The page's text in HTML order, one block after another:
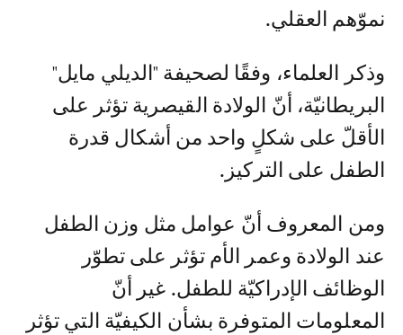
نموّهم العقلي.
وذكر العلماء، وفقًا لصحيفة "الديلي مايل"
البريطانيّة، أنّ الولادة القيصرية تؤثر على
الأقلّ على شكلٍ واحد من أشكال قدرة
الطفل على التركيز.
ومن المعروف أنّ عوامل مثل وزن الطفل
عند الولادة وعمر الأم تؤثر على تطوّر
الوظائف الإدراكيّة للطفل. غير أنّ
المعلومات المتوفرة بشأن الكيفيّة التي تؤثر